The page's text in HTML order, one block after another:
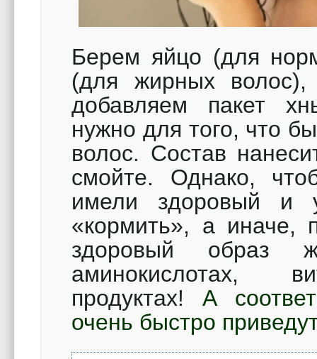
Берем яйцо (для
(для жирных волос),
добавляем пакет
нужно для того, что
волос. Состав
смойте. Однако,
имели здоровый и
«кормить», а иначе,
здоровый образ
аминокислотах,
продуктах! А
очень быстро